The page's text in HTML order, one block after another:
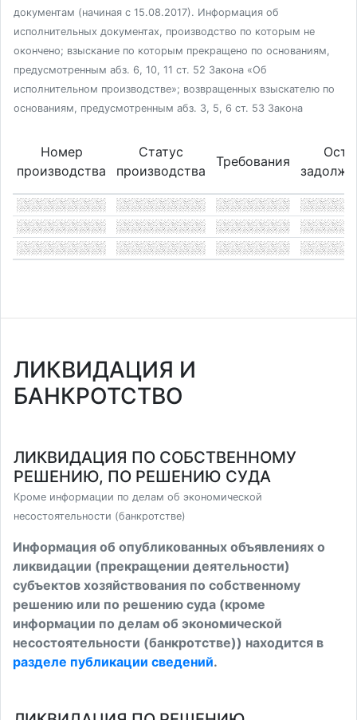
документам (начиная с 15.08.2017). Информация об
исполнительных документах, производство по которым не
окончено; взыскание по которым прекращено по основаниям,
предусмотренным абз. 6, 10, 11 ст. 52 Закона «Об
исполнительном производстве»; возвращенных взыскателю по
основаниям, предусмотренным абз. 3, 5, 6 ст. 53 Закона
Номер
производства
Статус
производства
Требования
ЛИКВИДАЦИЯ И
БАНКРОТСТВО
ЛИКВИДАЦИЯ ПО СОБСТВЕННОМУ
РЕШЕНИЮ, ПО РЕШЕНИЮ СУДА
Кроме информации по делам об экономической
несостоятельности (банкротстве)
Информация об опубликованных объявлениях о
ликвидации (прекращении деятельности)
субъектов хозяйствования по собственному
решению или по решению суда (кроме
информации по делам об экономической
несостоятельности (банкротстве)) находится в
разделе публикации сведений.